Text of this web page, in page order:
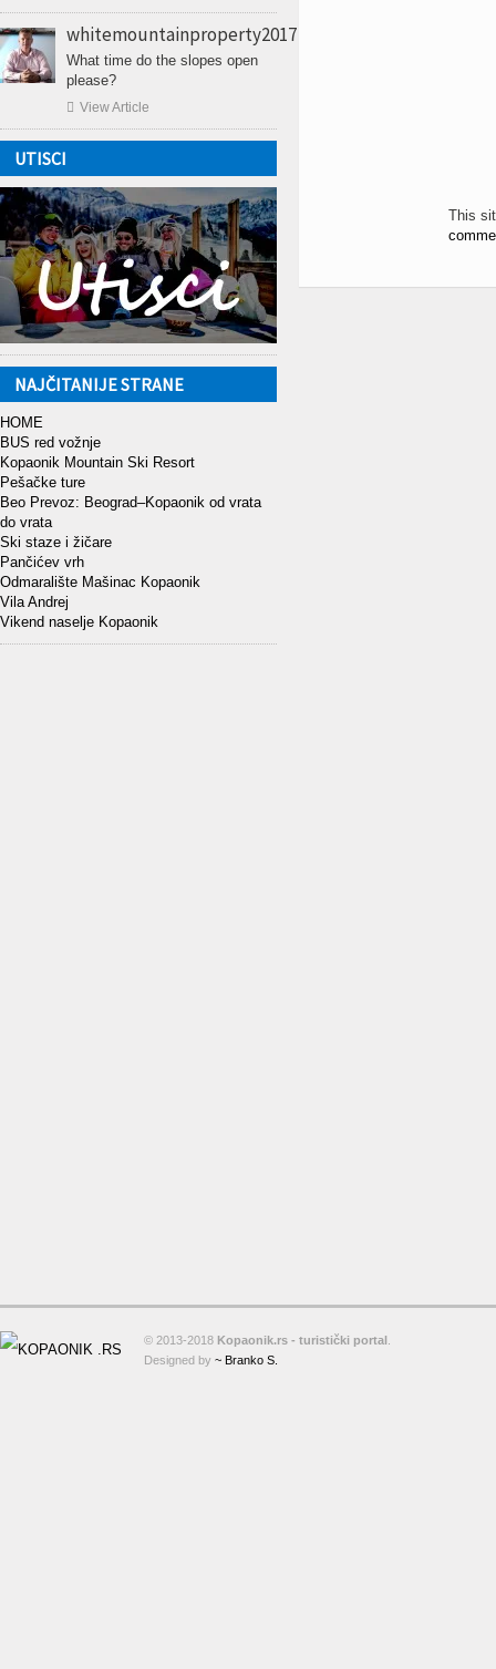
This
whitemountainproperty2017
What time do the slopes open
please?
 View Article
UTISCI
NAJČITANIJE STRANE
HOME
BUS red vožnje
Kopaonik Mountain Ski Resort
Pešačke ture
Beo Prevoz: Beograd–Kopaonik od vrata
do vrata
Ski staze i žičare
Pančićev vrh
Odmaralište Mašinac Kopaonik
Vila Andrej
Vikend naselje Kopaonik
© 2013-2018 Kopaonik.rs - turistički portal
Designed by ~ Branko S.